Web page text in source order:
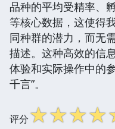
品种的平均受精率、
等核心数据，这使得
同种群的潜力，而无
描述。这种高效的信
体验和实际操作中的
千言”。
评分☆☆☆☆